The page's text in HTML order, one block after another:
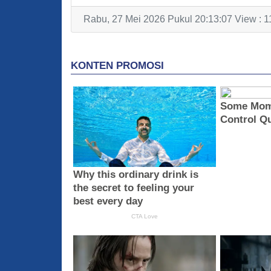
Rabu, 27 Mei 2026 Pukul 20:13:07 View :